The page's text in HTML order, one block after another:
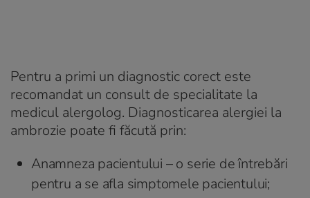
Pentru a primi un diagnostic corect este
recomandat un consult de specialitate la
medicul alergolog. Diagnosticarea alergiei la
ambrozie poate fi făcută prin:
Anamneza pacientului – o serie de întrebări
pentru a se afla simptomele pacientului;